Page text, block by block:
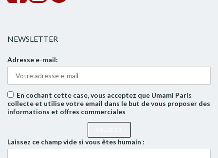
NEWSLETTER
Adresse e-mail:
En cochant cette case, vous acceptez que Umami Paris
collecte et utilise votre email dans le but de vous proposer des
informations et offres commerciales
Laissez ce champ vide si vous êtes humain :